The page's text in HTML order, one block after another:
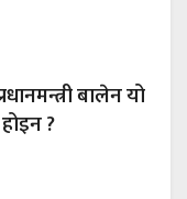
बालेन यो
?